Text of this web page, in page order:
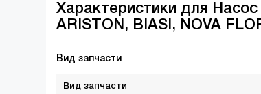
Характеристики для Насос
ARISTON, BIASI, NOVA
Вид запчасти
Вид запчасти